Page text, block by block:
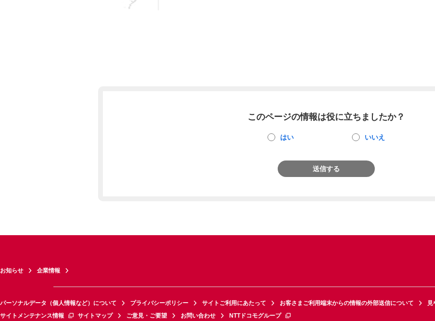
このページの情報は役に立ちましたか？
はい いいえ
送信する
お知らせ 企業情報
パーソナルデータ（個人情報など）について プライバシーポリシー サイトご利用にあたって お客さまご利用端末からの情報の外部送信について
見
サイトメンテナンス情報
サイトマップ ご意見・ご要望 お問い合わせ NTTドコモグループ